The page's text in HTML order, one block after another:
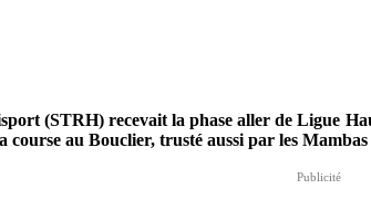
(STRH) recevait la phase aller de Ligue
course au Bouclier, trusté aussi par les